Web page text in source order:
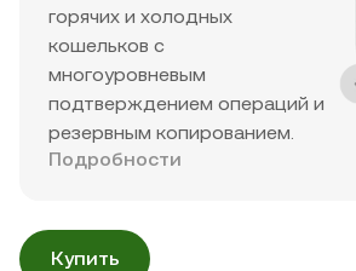
горячих и холодных
кошельков с
многоуровневым
подтверждением операций и
резервным копированием.
Подробности
Купить